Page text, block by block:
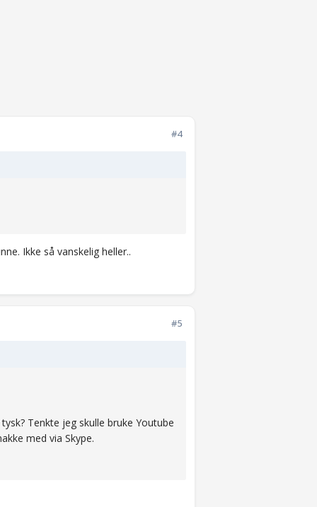
#4
Ikke så vanskelig heller..
#5
Tenkte jeg skulle bruke Youtube
med via Skype.